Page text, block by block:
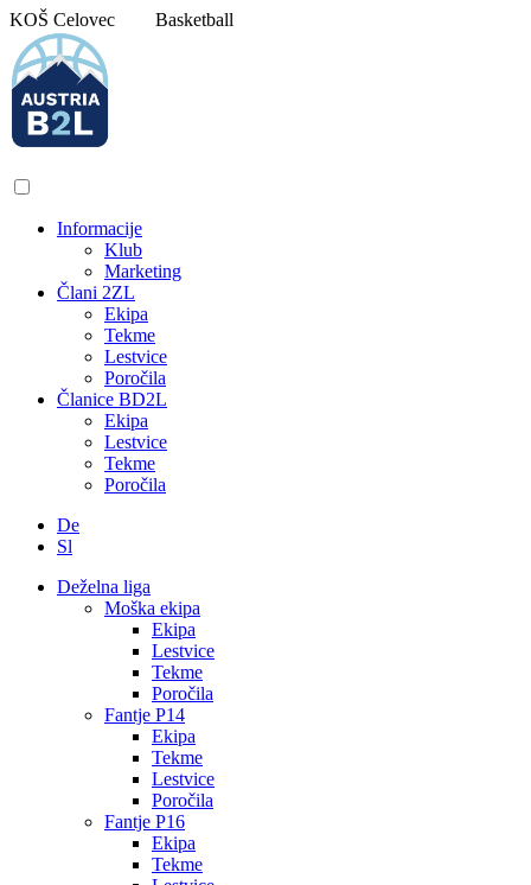
Pojdi
vsebino
KOŠ Celovec Basketball
Informacije
Klub
Marketing
Člani 2ZL
Ekipa
Tekme
Lestvice
Poročila
Članice BD2L
Ekipa
Lestvice
Tekme
Poročila
De
Sl
Deželna liga
Moška ekipa
Ekipa
Lestvice
Tekme
Poročila
Fantje P14
Ekipa
Tekme
Lestvice
Poročila
Fantje P16
Ekipa
Tekme